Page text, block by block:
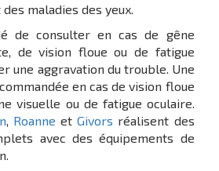
des maladies des yeux.
de consulter en cas de gêne
de vision floue ou de fatigue
une aggravation du trouble. Une
en cas de vision floue
visuelle ou de fatigue oculaire.
, Roanne etGivors réalisent des
avec des équipements de